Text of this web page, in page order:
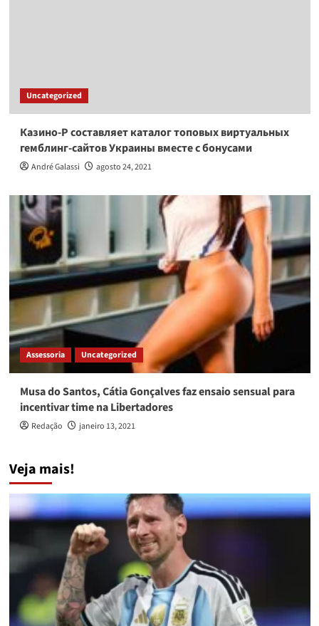
Uncategorized
Казино-Р составляет каталог топовых виртуальных
гемблинг-сайтов Украины вместе с бонусами
André Galassi agosto 24, 2021
Assessoria Uncategorized
Musa do Santos, Cátia Gonçalves faz ensaio sensual para
incentivar time na Libertadores
Redação janeiro 13, 2021
Veja mais!